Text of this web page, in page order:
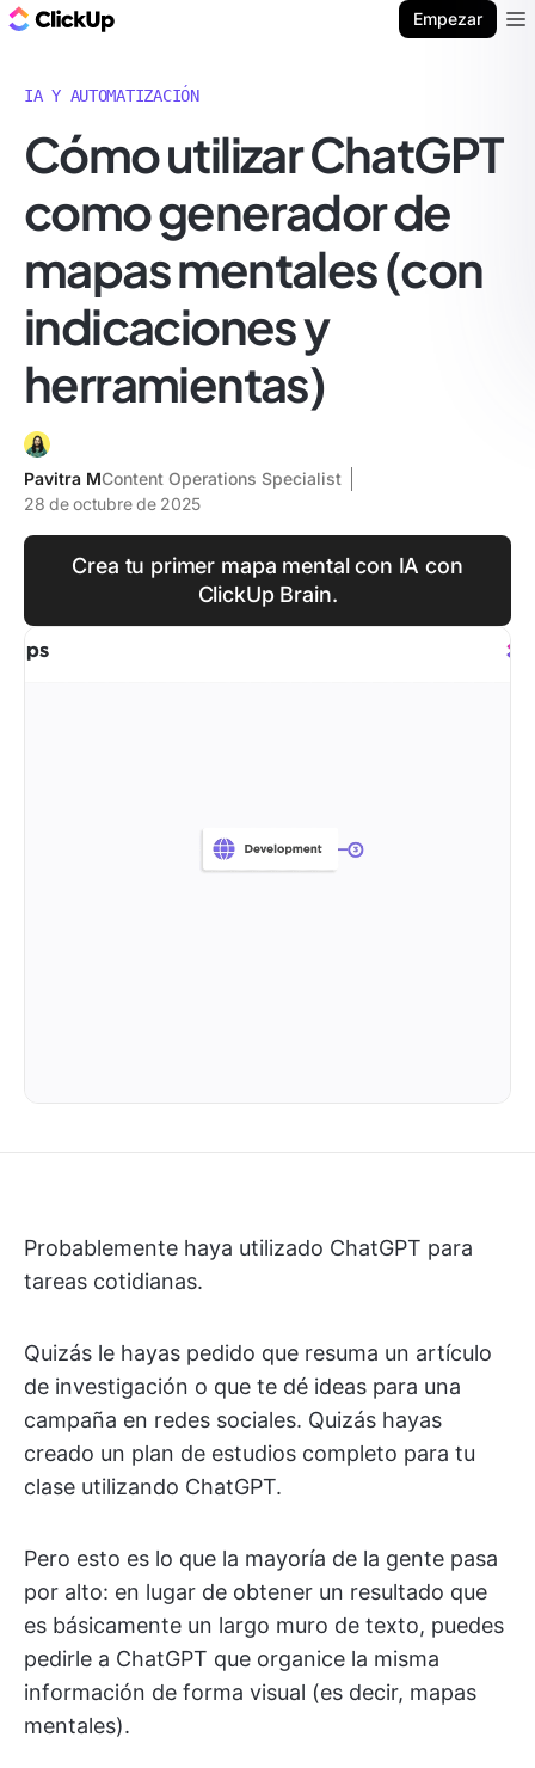
Empezar
IA Y AUTOMATIZACIÓN
Cómo utilizar ChatGPT
como generador de
mapas mentales (con
indicaciones y
herramientas)
Pavitra MContent Operations Specialist
28 de octubre de 2025
Crea tu primer mapa mental con IA con
ClickUp Brain.
Probablemente haya utilizado ChatGPT para
tareas cotidianas.
Quizás le hayas pedido que resuma un artículo
de investigación o que te dé ideas para una
campaña en redes sociales. Quizás hayas
creado un plan de estudios completo para tu
clase utilizando ChatGPT.
Pero esto es lo que la mayoría de la gente pasa
por alto: en lugar de obtener un resultado que
es básicamente un largo muro de texto, puedes
pedirle a ChatGPT que organice la misma
información de forma visual (es decir, mapas
mentales).